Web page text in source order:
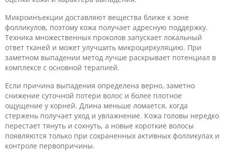
Микроинъекции доставляют вещества ближе к зоне
фолликулов, поэтому кожа получает адресную поддержку.
Техника множественных проколов запускает локальный
ответ тканей и может улучшить микроциркуляцию. При
заметном выпадении метод лучше раскрывает потенциал в
комплексе с основной терапией.
Если причина выпадения определена верно, заметно
снижение суточной потери волос и более плотное
ощущение у корней. Длина меньше ломается, когда
стержень получает уход и увлажнение. Кожа головы нередко
перестает тянуть и сохнуть, а новые короткие волосы
появляются только при сохраненных активных фолликулах и
контроле первопричины.